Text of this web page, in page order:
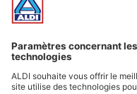
Infos essentielles
Suivez ALDI